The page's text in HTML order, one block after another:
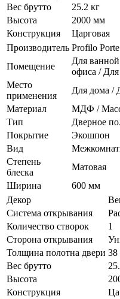
Вес брутто
25.2 кг
Высота
2000 мм
Конструкция
Царговая
Производитель Profilo Porte
Помещение
Для
офиса / Для
Место
применения
Для дома /
Материал
МДФ /
Тип
Дверное
Покрытие
Экошпон
Вид
Степень
блеска
Матовая
Ширина
600 мм
Декор
Система открывания
Количество створок
1
Сторона открывания
Толщина полотна двери
Вес брутто
Высота
Конструкция